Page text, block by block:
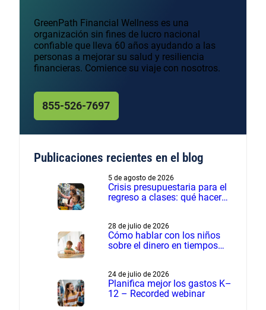
GreenPath Financial Wellness es una
organización sin fines de lucro nacional
confiable que lleva 60 años ayudando a las
personas a mejorar su salud y resiliencia
financieras. Comience su viaje con nosotros.
855-526-7697
Publicaciones recientes en el blog
5 de agosto de 2026
Crisis presupuestaria para el
regreso a clases: qué hacer
28 de julio de 2026
Cómo hablar con los niños
sobre el dinero en tiempos
24 de julio de 2026
Planifica mejor los gastos K–
12 – Recorded webinar